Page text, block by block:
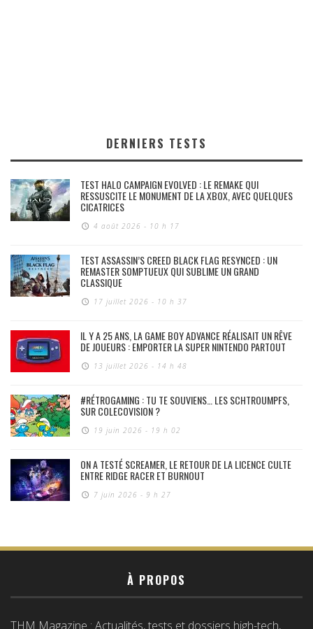
DERNIERS TESTS
TEST HALO CAMPAIGN EVOLVED : LE REMAKE QUI
RESSUSCITE LE MONUMENT DE LA XBOX, AVEC QUELQUES
CICATRICES
4 août 2026 - 10 h 17
TEST ASSASSIN’S CREED BLACK FLAG RESYNCED : UN
REMASTER SOMPTUEUX QUI SUBLIME UN GRAND
CLASSIQUE
17 juillet 2026 - 10 h 37
IL Y A 25 ANS, LA GAME BOY ADVANCE RÉALISAIT UN RÊVE
DE JOUEURS : EMPORTER LA SUPER NINTENDO PARTOUT
13 juillet 2026 - 14 h 48
#RÉTROGAMING : TU TE SOUVIENS… LES SCHTROUMPFS,
SUR COLECOVISION ?
19 juin 2026 - 19 h 02
ON A TESTÉ SCREAMER, LE RETOUR DE LA LICENCE CULTE
ENTRE RIDGE RACER ET BURNOUT
7 juin 2026 - 9 h 27
À PROPOS
THM Magazine : Actualités, tests et dossiers high-tech,